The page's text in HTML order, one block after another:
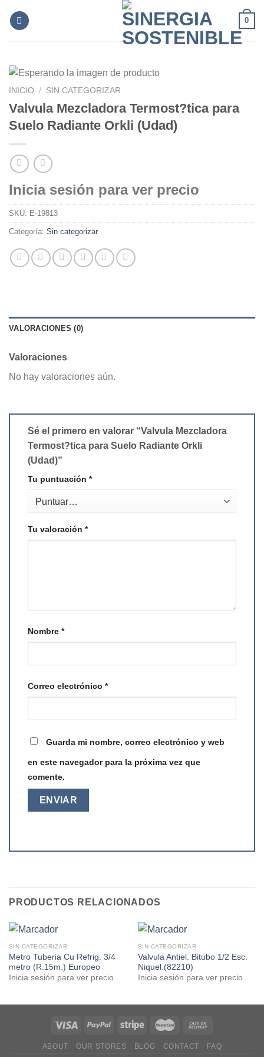
0
INICIO / SIN CATEGORIZAR
Valvula Mezcladora Termost?tica para
Suelo Radiante Orkli (Udad)
Inicia sesión para ver precio
SKU: E-19813
Categoría: Sin categorizar
VALORACIONES (0)
Valoraciones
No hay valoraciones aún.
Sé el primero en valorar “Valvula Mezcladora
Termost?tica para Suelo Radiante Orkli
(Udad)”
Tu puntuación *
Tu valoración *
Nombre *
Correo electrónico *
Guarda mi nombre, correo electrónico y web
en este navegador para la próxima vez que
comente.
PRODUCTOS RELACIONADOS
SIN CATEGORIZAR
Metro Tuberia Cu Refrig. 3/4
metro (R.15m.) Europeo
Inicia sesión para ver precio
SIN CATEGORIZAR
Valvula Antiel. Bitubo 1/2 Esc.
Niquel.(82210)
Inicia sesión para ver precio
ABOUT OUR STORES BLOG CONTACT FAQ